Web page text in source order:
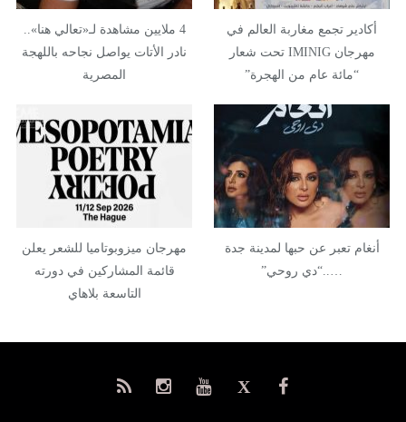
أكادير تجمع مغاربة العالم في
مهرجان IMINIG تحت شعار
“مائة عام من الهجرة”
4 ملايين مشاهدة لـ«تعالي هنا»..
نادر الأتات يواصل نجاحه باللهجة
المصرية
أنغام تعبر عن حبها لمدينة جدة
…..“دي روحي”
مهرجان ميزوبوتاميا للشعر يعلن
قائمة المشاركين في دورته
التاسعة بلاهاي